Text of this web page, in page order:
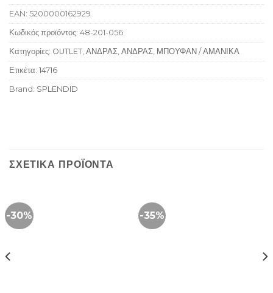
EAN: 5200000162929
Κωδικός προϊόντος: 48-201-056
Κατηγορίες: OUTLET, ΑΝΔΡΑΣ, ΑΝΔΡΑΣ, ΜΠΟΥΦΑΝ / ΑΜΑΝΙΚΑ
Ετικέτα: 14716
Brand: SPLENDID
ΣΧΕΤΙΚΆ ΠΡΟΪΌΝΤΑ
-30% -35%